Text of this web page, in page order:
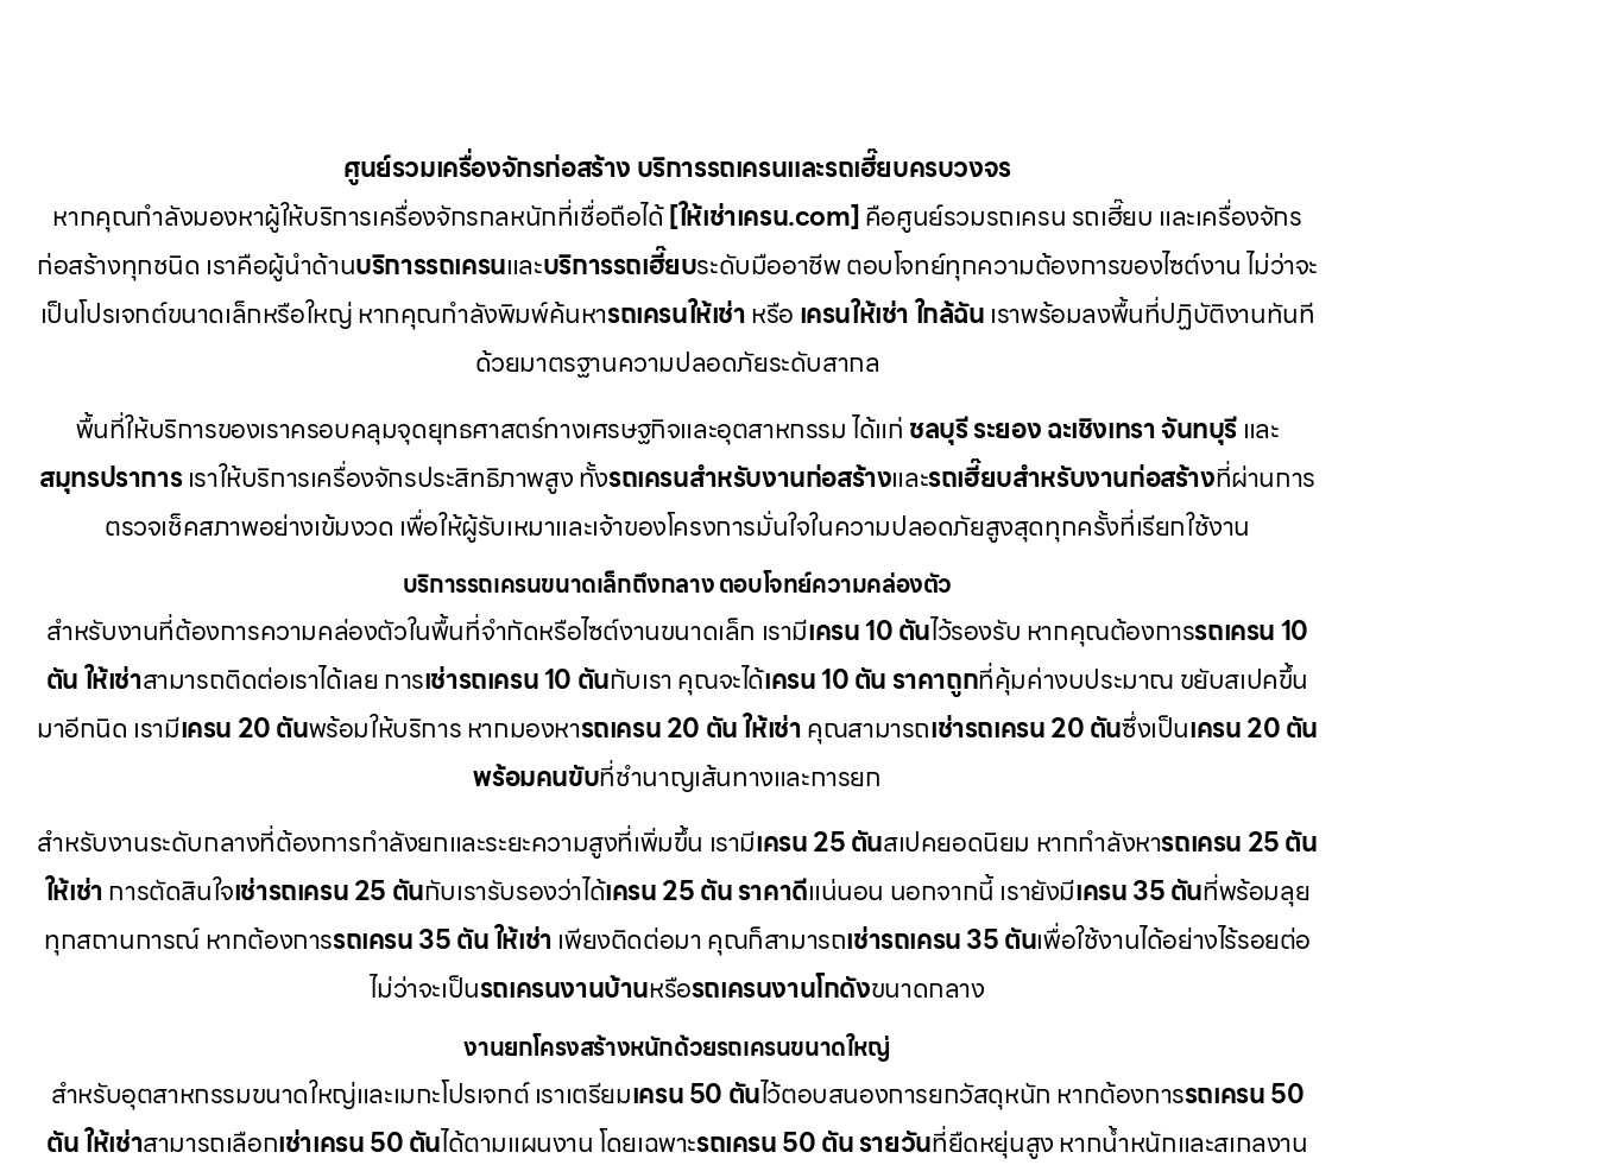
ศูนย์รวมเครื่องจักรก่อสร้าง บริการรถเครนและรถเฮี๊ยบครบวงจร
หากคุณกำลังมองหาผู้ให้บริการเครื่องจักรกลหนักที่เชื่อถือได้[ให้เช่าเครน.com]คือศูนย์รวมรถเครน รถเฮี๊ยบ และเครื่องจักร
ก่อสร้างทุกชนิด เราคือผู้นำด้านบริการรถเครนและบริการรถเฮี๊ยบระดับมืออาชีพ ตอบโจทย์ทุกความต้องการของไซต์งาน ไม่ว่าจะ
เป็นโปรเจกต์ขนาดเล็กหรือใหญ่ หากคุณกำลังพิมพ์ค้นหารถเครนให้เช่าหรือ เครนให้เช่าใกล้ฉัน เราพร้อมลงพื้นที่ปฏิบัติงานทันที
ด้วยมาตรฐานความปลอดภัยระดับสากล
พื้นที่ให้บริการของเราครอบคลุมจุดยุทธศาสตร์ทางเศรษฐกิจและอุตสาหกรรม ได้แก่ ชลบุรีระยองฉะเชิงเทราจันทบุรีและ
สมุทรปราการเราให้บริการเครื่องจักรประสิทธิภาพสูง ทั้งรถเครนสำหรับงานก่อสร้างและรถเฮี๊ยบสำหรับงานก่อสร้างที่ผ่านการ
ตรวจเช็คสภาพอย่างเข้มงวด เพื่อให้ผู้รับเหมาและเจ้าของโครงการมั่นใจในความปลอดภัยสูงสุดทุกครั้งที่เรียกใช้งาน
บริการรถเครนขนาดเล็กถึงกลาง ตอบโจทย์ความคล่องตัว
สำหรับงานที่ต้องการความคล่องตัวในพื้นที่จำกัดหรือไซต์งานขนาดเล็ก เรามีเครน 10 ตันไว้รองรับ หากคุณต้องการรถเครน 10
ตัน ให้เช่าสามารถติดต่อเราได้เลย การเช่ารถเครน 10 ตันกับเรา คุณจะได้เครน 10 ตัน ราคาถูกที่คุ้มค่างบประมาณ ขยับสเปคขึ้น
มาอีกนิด เรามีเครน 20 ตันพร้อมให้บริการ หากมองหารถเครน 20 ตัน ให้เช่าคุณสามารถเช่ารถเครน 20 ตันซึ่งเป็นเครน 20 ตัน
พร้อมคนขับที่ชำนาญเส้นทางและการยก
สำหรับงานระดับกลางที่ต้องการกำลังยกและระยะความสูงที่เพิ่มขึ้น เรามีเครน 25 ตันสเปคยอดนิยม หากกำลังหารถเครน 25 ตัน
ให้เช่าการตัดสินใจเช่ารถเครน 25 ตันกับเรารับรองว่าได้เครน 25 ตัน ราคาดีแน่นอน นอกจากนี้ เรายังมีเครน 35 ตันที่พร้อมลุย
ทุกสถานการณ์ หากต้องการรถเครน 35 ตัน ให้เช่า เพียงติดต่อมา คุณก็สามารถเช่ารถเครน 35 ตันเพื่อใช้งานได้อย่างไร้รอยต่อ
ไม่ว่าจะเป็นรถเครนงานบ้านหรือรถเครนงานโกดังขนาดกลาง
งานยกโครงสร้างหนักด้วยรถเครนขนาดใหญ่
สำหรับอุตสาหกรรมขนาดใหญ่และเมกะโปรเจกต์ เราเตรียมเครน 50 ตันไว้ตอบสนองการยกวัสดุหนัก หากต้องการรถเครน 50
ตัน ให้เช่าสามารถเลือกเช่าเครน 50 ตันได้ตามแผนงาน โดยเฉพาะรถเครน 50 ตัน รายวันที่ยืดหยุ่นสูง หากน้ำหนักและสเกลงาน